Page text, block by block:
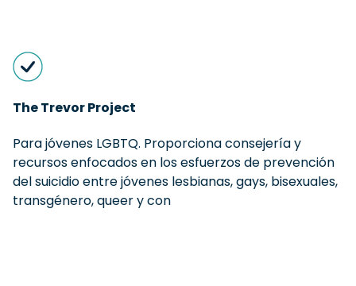
The Trevor Project
Para jóvenes LGBTQ. Proporciona consejería y
recursos enfocados en los esfuerzos de prevención
del suicidio entre jóvenes lesbianas, gays, bisexuales,
transgénero, queer y con